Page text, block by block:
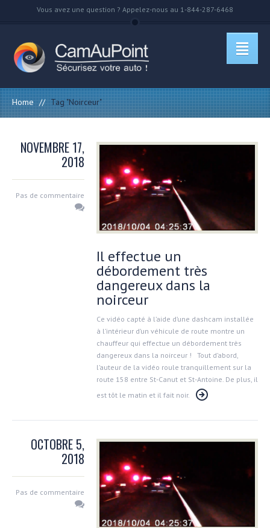
Vous avez une question ? Appelez-nous au 1-844-287-6468
Home // Tag "Noirceur"
NOVEMBRE 17,
2018
Pas de commentaire
Il effectue un
débordement très
dangereux dans la
noirceur
Ce vidéo capté à l’aide d’une dashcam installée
à l’intérieur d’un véhicule de route montre un
chauffeur qui effectue un débordement très
dangereux dans la noirceur ! Tout d’abord,
l’auteur de la vidéo roule tranquillement sur la
route 158 entre St-Canut et St-Antoine. De plus, il
est tôt le matin et il fait noir.
OCTOBRE 5,
2018
Pas de commentaire